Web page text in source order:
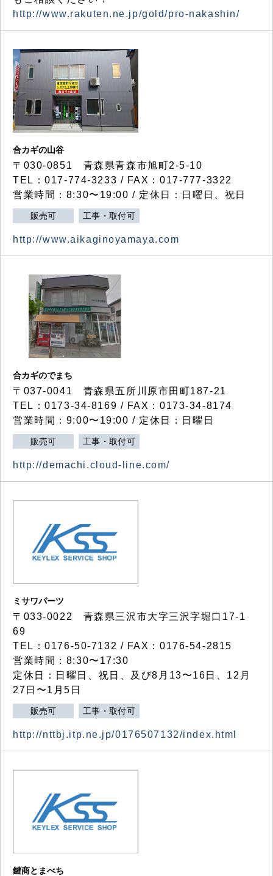
http://www.rakuten.ne.jp/gold/pro-nakashin/
合カギの山谷
〒030-0851 青森県青森市旭町2-5-10
TEL：017-774-3233 / FAX：017-777-3322
営業時間：8:30〜19:00 / 定休日：日曜日、祝日
販売可 工事・取付可
http://www.aikaginoyamaya.com
合カギのでまち
〒037-0041 青森県五所川原市田町187-21
TEL：0173-34-8169 / FAX：0173-34-8174
営業時間：9:00〜19:00 / 定休日：日曜日
販売可 工事・取付可
http://demachi.cloud-line.com/
ミサワパーツ
〒033-0022 青森県三沢市大字三沢字堀口17-1
69
TEL：0176-50-7132 / FAX：0176-54-2815
営業時間：8:30〜17:30
定休日：日曜日、祝日、及び8月13〜16日、12月
27日〜1月5日
販売可 工事・取付可
http://nttbj.itp.ne.jp/0176507132/index.html
鍵商とまべち